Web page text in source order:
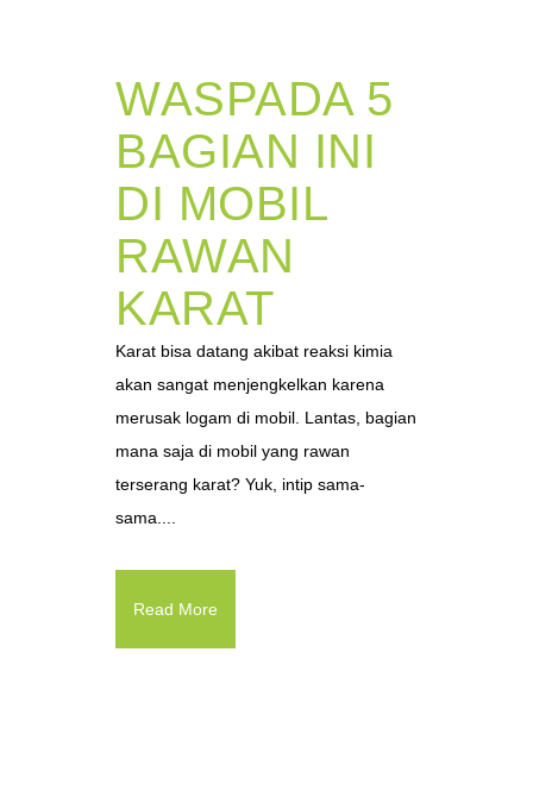
WASPADA 5
BAGIAN INI
DI MOBIL
RAWAN
KARAT
Karat bisa datang akibat reaksi kimia
akan sangat menjengkelkan karena
merusak logam di mobil. Lantas, bagian
mana saja di mobil yang rawan
terserang karat? Yuk, intip sama-
sama....
Read More